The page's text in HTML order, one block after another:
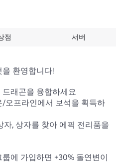
점 서버
을 환영합니다!
래곤을 융합하세요
오프라인에서 보석을 획득하
, 상자를 찾아 에픽 전리품을
에 가입하면 +30% 돌연변이